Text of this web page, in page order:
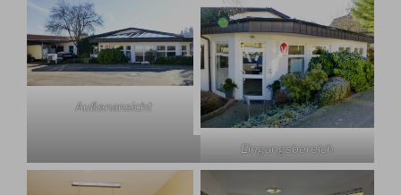
Außenansicht
Eingangsbereich